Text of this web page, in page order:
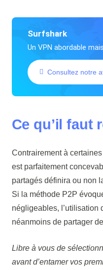
Surfshark
Un VPN abordable
Consultez notre
Ce qu’il faut
Contrairement à
est parfaitement
partagés définira ou non
Si la méthode P2P
négligeables, l’utilisation
néanmoins de partager
Libre à vous de
avant d’entamer vos